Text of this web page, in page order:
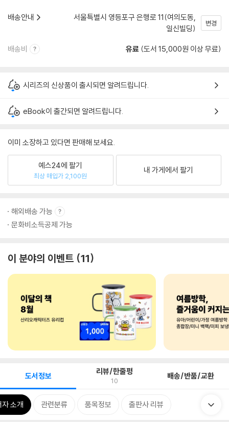
배송안내
서울특별시 영등포구 은행로 11(여의도동,
일신빌딩)
변경
배송비 유료 (도서 15,000원 이상 무료)
시리즈의 신상품이 출시되면 알려드립니다.
eBook이 출간되면 알려드립니다.
이미 소장하고 있다면 판매해 보세요.
예스24에 팔기
최상 매입가 2,100원
내 가게에서 팔기
해외배송 가능
문화비소득공제 가능
이 분야의 이벤트 11
도서정보 리뷰/한줄평
10 배송/반품/교환
자 소개 관련분류 품목정보 출판사 리뷰